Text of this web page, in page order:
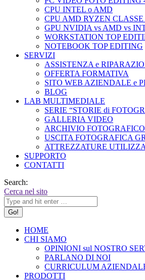
CPU INTEL o AMD
CPU AMD RYZEN CLASSE
GPU NVIDIA vs AMD vs
WORKSTATION TOP
NOTEBOOK TOP EDITING
SERVIZI
ASSISTENZA e
OFFERTA FORMATIVA
SITO WEB AZIENDALE e
BLOG
LAB MULTIMEDIALE
SERIE “STORIE di
GALLERIA VIDEO
ARCHIVIO FOTOGRAFICO
USCITA FOTOGRAFICA
ATTREZZATURE
SUPPORTO
CONTATTI
Search:
Cerca nel sito
HOME
CHI SIAMO
OPINIONI sul NOSTRO
PARLANO DI NOI
CURRICULUM
PRODOTTI